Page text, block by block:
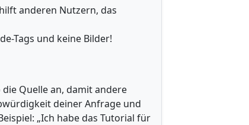
anderen Nutzern, das
Tags und keine Bilder!
Quelle an, damit andere
deiner Anfrage und
„Ich habe das Tutorial für